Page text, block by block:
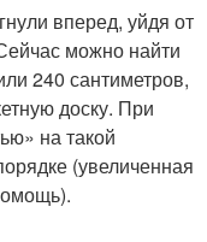
вперед, уйдя от
можно найти
240 сантиметров,
доску. При
на такой
(увеличенная